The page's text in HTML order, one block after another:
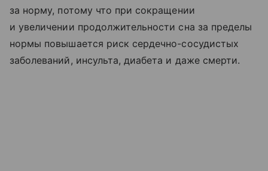
за норму, потому что при сокращении
и увеличении продолжительности сна за пределы
нормы повышается риск сердечно-сосудистых
заболеваний, инсульта, диабета и даже смерти.